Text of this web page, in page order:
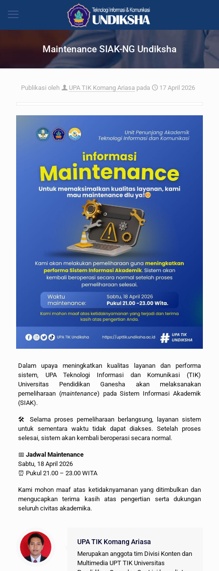
Maintenance SIAK-NG Undiksha
Publikasi oleh UPA TIK Komang Ariasa pada 17 April 2026
Dalam upaya meningkatkan kualitas layanan dan performa
sistem, UPA Teknologi Informasi dan Komunikasi (TIK)
Universitas Pendidikan Ganesha akan melaksanakan
pemeliharaan (maintenance) pada Sistem Informasi Akademik
(SIAK).
🛠️ Selama proses pemeliharaan berlangsung, layanan sistem
untuk sementara waktu tidak dapat diakses. Setelah proses
selesai, sistem akan kembali beroperasi secara normal.
📅 Jadwal Maintenance
Sabtu, 18 April 2026
⏰ Pukul 21.00 – 23.00 WITA
Kami mohon maaf atas ketidaknyamanan yang ditimbulkan dan
mengucapkan terima kasih atas pengertian serta dukungan
seluruh civitas akademika.
UPA TIK Komang Ariasa
Merupakan anggota tim Divisi Konten dan
Multimedia UPT TIK Universitas